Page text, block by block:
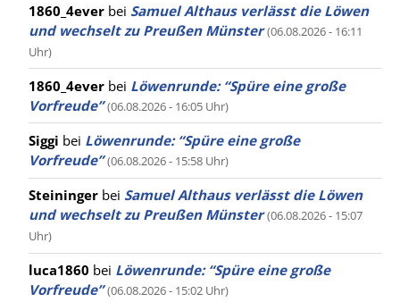
1860_4ever bei Samuel Althaus verlässt die Löwen
und wechselt zu Preußen Münster (06.08.2026 - 16:11
Uhr)
1860_4ever bei Löwenrunde: “Spüre eine große
Vorfreude” (06.08.2026 - 16:05 Uhr)
Siggi bei Löwenrunde: “Spüre eine große
Vorfreude” (06.08.2026 - 15:58 Uhr)
Steininger bei Samuel Althaus verlässt die Löwen
und wechselt zu Preußen Münster (06.08.2026 - 15:07
Uhr)
luca1860 bei Löwenrunde: “Spüre eine große
Vorfreude” (06.08.2026 - 15:02 Uhr)